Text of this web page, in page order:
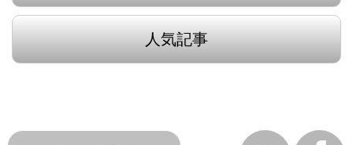
人気記事